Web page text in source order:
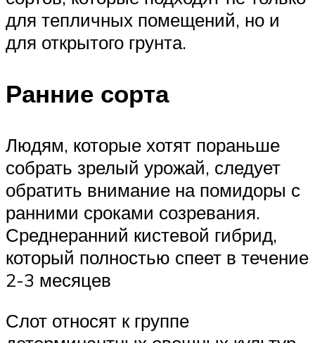
для тепличных помещений, но и
для открытого грунта.
Ранние сорта
Людям, которые хотят пораньше
собрать зрелый урожай, следует
обратить внимание на помидоры с
ранними сроками созревания.
Среднеранний кистевой гибрид,
который полностью спеет в течение
2-3 месяцев
Слот относят к группе